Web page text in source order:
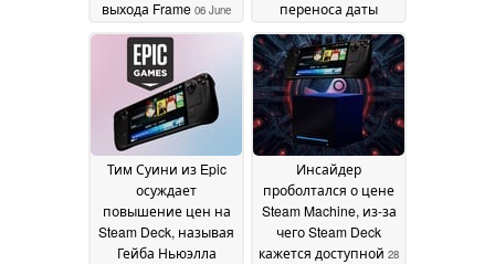
выхода Frame 06 June
2026
переноса даты
31 May 2026
Тим Суини из Epic
осуждает
повышение цен на
Steam Deck, называя
Гейба Ньюэлла
Инсайдер
проболтался о цене
Steam Machine, из-за
чего Steam Deck
кажется доступной 28